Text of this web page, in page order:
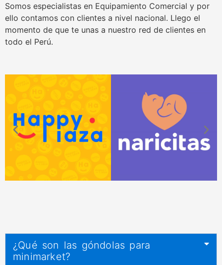
Somos especialistas en Equipamiento Comercial y por
ello contamos con clientes a nivel nacional. Llego el
momento de que te unas a nuestro red de clientes en
todo el Perú.
¿Qué son las góndolas para
minimarket?